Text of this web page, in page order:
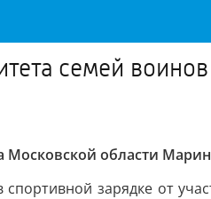
семей
Московской области
зарядке от